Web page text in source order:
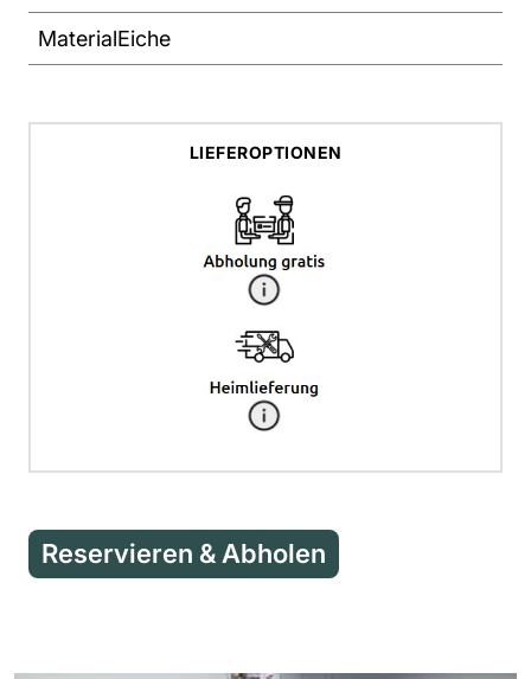
MaterialEiche
LIEFEROPTIONEN
Reservieren & Abholen